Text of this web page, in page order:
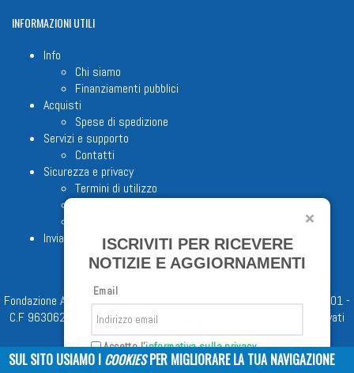
INFORMAZIONIUTILI
Info
Chi siamo
Finanziamenti pubblici
Acquisti
Spese di spedizione
Servizi e supporto
Contatti
Sicurezza e privacy
Termini di utilizzo
Invia proposta editoriale
Fondazione Apostolicam Actuositatem ETS © 2023 - P.I. 05398481001 -
C.F 96306220581 - REA 888781 del 23/02/98 - Tutti i diritti riservati
ISCRIVITI PER RICEVERE
NOTIZIE E AGGIORNAMENTI
Email
Accetto l'informativa sulla privacy
SUL SITO USIAMO I COOKIESPER MIGLIORARE LA TUA NAVIGAZIONE